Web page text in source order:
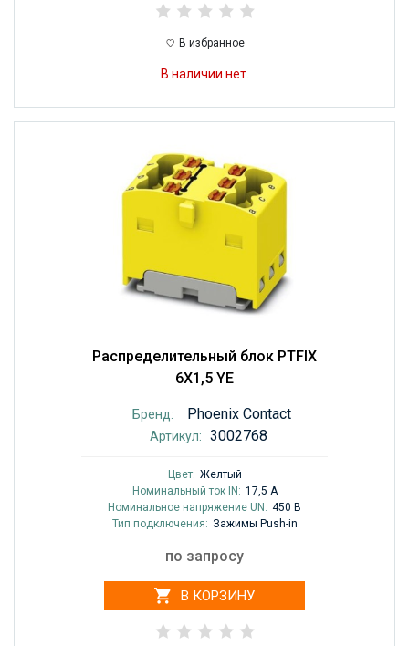
В избранное
В наличии нет.
Распределительный блок PTFIX
6X1,5 YE
Бренд: Phoenix Contact
Артикул: 3002768
Цвет: Желтый
Номинальный ток IN: 17,5 A
Номинальное напряжение UN: 450 В
Тип подключения: Зажимы Push-in
по запросу
В КОРЗИНУ